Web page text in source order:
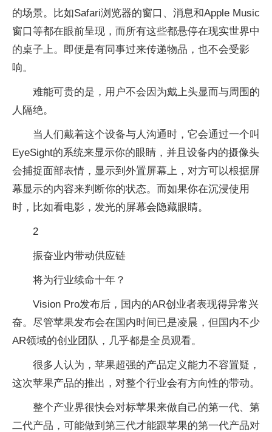
的场景。比如Safari浏览器的窗口、消息和Apple Music
窗口等都在眼前呈现，而所有这些都悬停在现实世界中
的桌子上。即便是有同事过来传递物品，也不会受影
响。
难能可贵的是，用户不会因为戴上头显而与周围的
人隔绝。
当人们戴着这个设备与人沟通时，它会通过一个叫
EyeSight的系统来显示你的眼睛，并且设备内的摄像头
会捕捉面部表情，显示到外置屏幕上，对方可以根据屏
幕显示的内容来判断你的状态。而如果你在沉浸使用
时，比如看电影，发光的屏幕会隐藏眼睛。
2
振奋业内带动供应链
将为行业续命十年？
Vision Pro发布后，国内的AR创业者表现得异常兴
奋。尽管苹果发布会在国内时间已是凌晨，但国内不少
AR领域的创业团队，几乎都是全员观看。
很多人认为，苹果超强的产品定义能力不容置疑，
这次苹果产品的推出，对整个行业会有方向性的带动。
整个产业界很快会对标苹果来做自己的第一代、第
二代产品，可能做到第三代才能跟苹果的第一代产品对